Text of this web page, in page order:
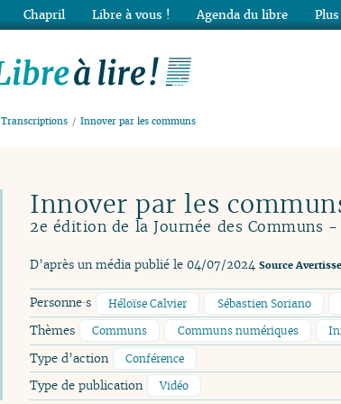
Transcriptions Innover par les communs
Innover par les
2e édition de la Journée des Communs
D’après un média publié le 04/07/2024 Source
Personne·s Héloïse Calvier Sébastien Soriano
Thèmes Communs Communs numériques
Type d’action Conférence
Type de publication Vidéo
Chapril Libre à vous ! Agenda du libre Plus